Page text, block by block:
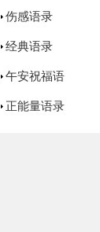
伤感语录
经典语录
午安祝福语
正能量语录